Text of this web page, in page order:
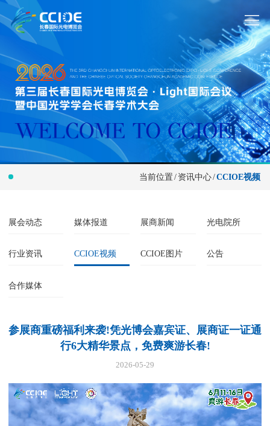
当前位置/资讯中心/CCIOE视频
展会动态 媒体报道 展商新闻 光电院所
行业资讯 CCIOE视频 CCIOE图片 公告
合作媒体
参展商重磅福利来袭!凭光博会嘉宾证、展商证一证通
行6大精华景点，免费爽游长春!
2026-05-29